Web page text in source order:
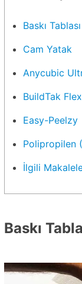
Baskı
Cam Yatak
Anycubic
BuildTak
Easy-Peelzy
Polipropilen
İlgili
Baskı